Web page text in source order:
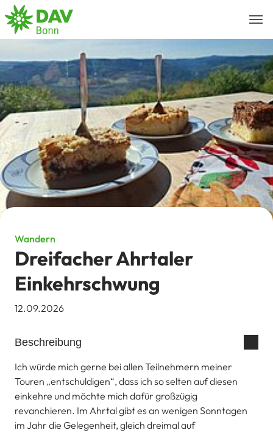
Wandern
Dreifacher Ahrtaler
Einkehrschwung
12.09.2026
Beschreibung
Ich würde mich gerne bei allen Teilnehmern meiner
Touren „entschuldigen“, dass ich so selten auf diesen
einkehre und möchte mich dafür großzügig
revanchieren. Im Ahrtal gibt es an wenigen Sonntagen
im Jahr die Gelegenheit, gleich dreimal auf